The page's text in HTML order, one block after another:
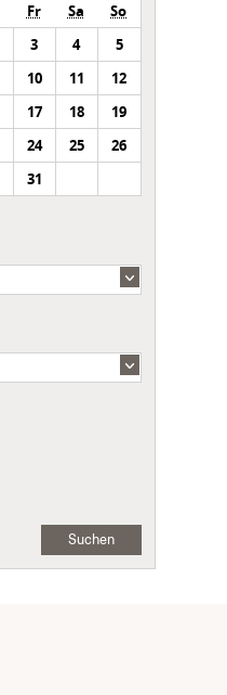
Fr Sa
So
3 4
5
10 11
12
17 18
19
24 25
26
31
Suchen